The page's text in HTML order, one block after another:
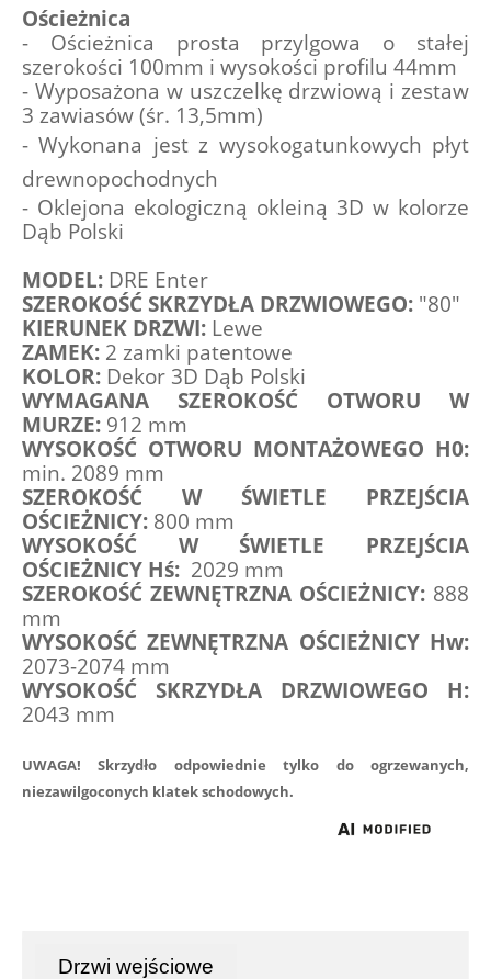
Ościeżnica
- Ościeżnica prosta przylgowa o stałej
szerokości 100mm i wysokości profilu 44mm
- Wyposażona w uszczelkę drzwiową i zestaw
3 zawiasów (śr. 13,5mm)
- Wykonana jest z wysokogatunkowych płyt
drewnopochodnych
- Oklejona ekologiczną okleiną 3D w kolorze
Dąb Polski
MODEL: DRE Enter
SZEROKOŚĆ SKRZYDŁA DRZWIOWEGO: "80"
KIERUNEK DRZWI: Lewe
ZAMEK: 2 zamki patentowe
KOLOR: Dekor 3D Dąb Polski
WYMAGANA SZEROKOŚĆ OTWORU W
MURZE: 912 mm
WYSOKOŚĆ OTWORU MONTAŻOWEGO H0:
min. 2089 mm
SZEROKOŚĆ W ŚWIETLE PRZEJŚCIA
OŚCIEŻNICY: 800 mm
WYSOKOŚĆ W ŚWIETLE PRZEJŚCIA
OŚCIEŻNICY Hś: 2029 mm
SZEROKOŚĆ ZEWNĘTRZNA OŚCIEŻNICY: 888
mm
WYSOKOŚĆ ZEWNĘTRZNA OŚCIEŻNICY Hw:
2073-2074 mm
WYSOKOŚĆ SKRZYDŁA DRZWIOWEGO H:
2043 mm
UWAGA! Skrzydło odpowiednie tylko do ogrzewanych,
niezawilgoconych klatek schodowych.
Drzwi wejściowe